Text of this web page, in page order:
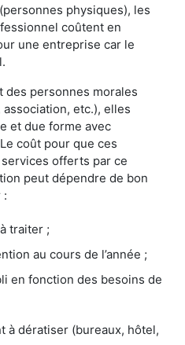
physiques), les
coûtent en
une entreprise car le
des personnes morales
etc.), elles
et due forme avec
coût pour que ces
offerts par ce
peut dépendre de bon
:
traiter ;
au cours de l’année ;
en fonction des besoins de
à dératiser (bureaux, hôtel,